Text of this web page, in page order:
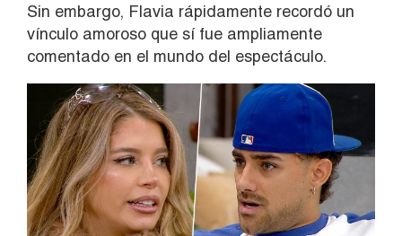
Sin embargo, Flavia rápidamente recordó un
vínculo amoroso que sí fue ampliamente
comentado en el mundo del espectáculo.